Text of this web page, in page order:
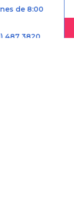
de 8:00
487 3820